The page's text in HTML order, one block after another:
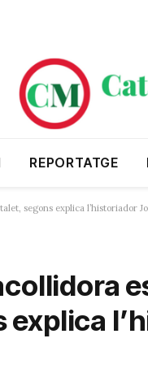
REPORTATGE
segons explica l’historiador
explica